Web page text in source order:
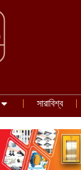
সারাবিশ্ব